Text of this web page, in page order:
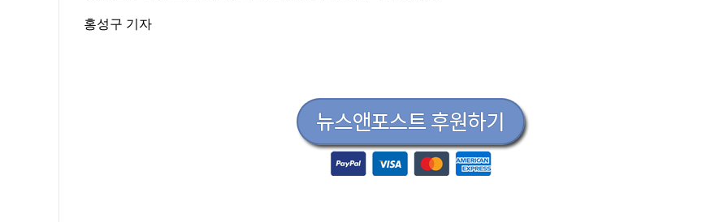
홍성구 기자